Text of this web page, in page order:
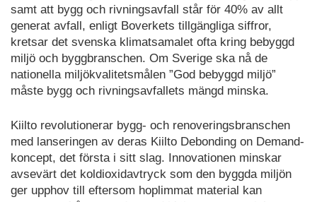
samt att bygg och rivningsavfall står för 40% av allt
generat avfall, enligt Boverkets tillgängliga siffror,
kretsar det svenska klimatsamalet ofta kring bebyggd
miljö och byggbranschen. Om Sverige ska nå de
nationella miljökvalitetsmålen ”God bebyggd miljö”
måste bygg och rivningsavfallets mängd minska.
Kiilto revolutionerar bygg- och renoveringsbranschen
med lanseringen av deras Kiilto Debonding on Demand-
koncept, det första i sitt slag. Innovationen minskar
avsevärt det koldioxidavtryck som den byggda miljön
ger upphov till eftersom hoplimmat material kan